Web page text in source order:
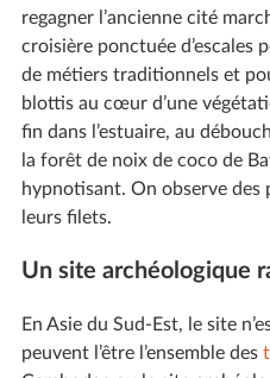
regagner l’ancienne cité
croisière ponctuée d’escales
de métiers traditionnels et
blottis au cœur d’une
fin dans l’estuaire, au
la forêt de noix de coco de
hypnotisant. On observe des
leurs filets.
Un site archéologique
En Asie du Sud-Est, le site
peuvent l’être l’ensemble des